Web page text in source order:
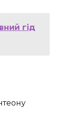
гід